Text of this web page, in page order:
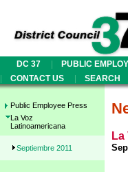
DC 37 | PUBLIC
|
CONTACT US | SEARCH
Public Employee Press
La Voz
Latinoamericana
Septiembre 2011